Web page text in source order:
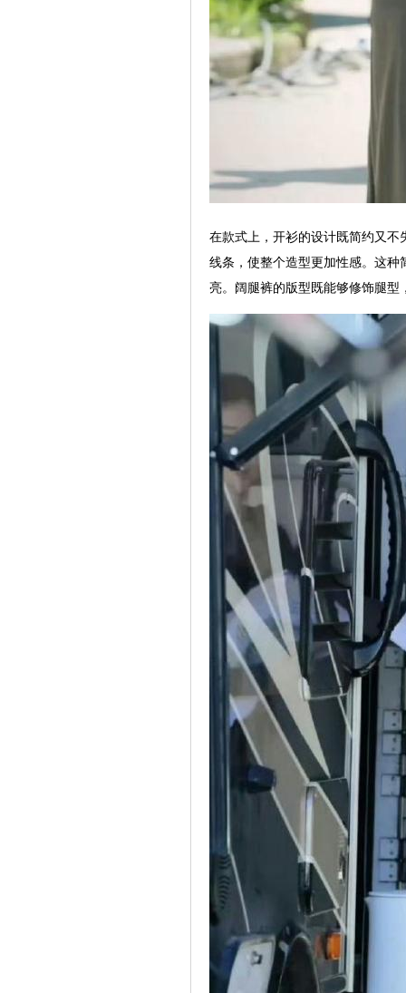
在款式上，开衫的设计既简约又
线条，使整个造型更加性感。这
亮。阔腿裤的版型既能够修饰腿